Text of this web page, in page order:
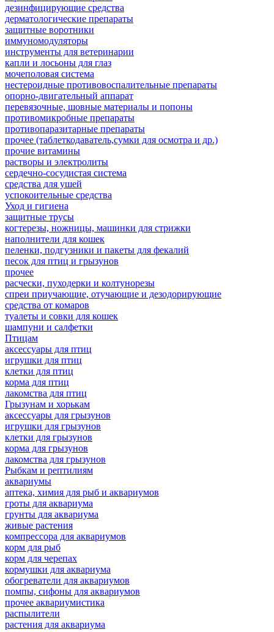
дезинфицирующие средства
дерматологические препараты
защитные воротники
иммуномодуляторы
инструменты для ветеринарии
капли и лосьоны для глаз
мочеполовая система
нестероидные противовоспалительные препараты
опорно-двигательный аппарат
перевязочные, шовные материалы и попоны
противомикробные препараты
противопаразитарные препараты
прочее (таблеткодаватель,сумки для осмотра и др.)
прочие витамины
растворы и электролиты
сердечно-сосудистая система
средства для ушей
успокоительные средства
Уход и гигиена
защитные трусы
когтерезы, ножницы, машинки для стрижки
наполнители для кошек
пеленки, подгузники и пакеты для фекалий
песок для птиц и грызунов
прочее
расчески, пуходерки и колтунорезы
спреи приучающие, отучающие и дезодорирующие
средства от комаров
туалеты и совки для кошек
шампуни и салфетки
Птицам
аксессуары для птиц
игрушки для птиц
клетки для птиц
корма для птиц
лакомства для птиц
Грызунам и хорькам
аксессуары для грызунов
игрушки для грызунов
клетки для грызунов
корма для грызунов
лакомства для грызунов
Рыбкам и рептилиям
аквариумы
аптека, химия для рыб и аквариумов
гроты для аквариума
грунты для аквариума
живые растения
компрессора для аквариумов
корм для рыб
корм для черепах
кормушки для аквариума
обогреватели для аквариумов
помпы, сифоны для аквариумов
прочее аквариумистика
распылители
растения для аквариума